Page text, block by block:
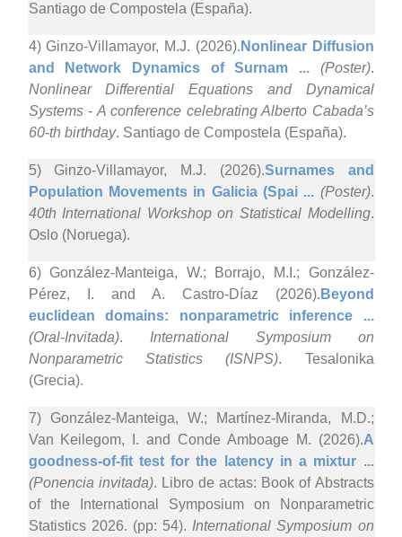
Santiago de Compostela (España).
4) Ginzo-Villamayor, M.J. (2026). Nonlinear Diffusion
and Network Dynamics of Surnam ... (Poster).
Nonlinear Differential Equations and Dynamical
Systems - A conference celebrating Alberto Cabada’s
60-th birthday. Santiago de Compostela (España).
5) Ginzo-Villamayor, M.J. (2026).Surnames and
Population Movements in Galicia (Spai ... (Poster).
40th International Workshop on Statistical Modelling.
Oslo (Noruega).
6) González-Manteiga, W.; Borrajo, M.I.; González-
Pérez, I. and A. Castro-Díaz (2026). Beyond
euclidean domains: nonparametric inference ...
(Oral-Invitada). International Symposium on
Nonparametric Statistics (ISNPS). Tesalonika
(Grecia).
7) González-Manteiga, W.; Martínez-Miranda, M.D.;
Van Keilegom, I. and Conde Amboage M. (2026).A
goodness-of-fit test for the latency in a mixtur ...
(Ponencia invitada). Libro de actas: Book of Abstracts
of the International Symposium on Nonparametric
Statistics 2026. (pp: 54). International Symposium on